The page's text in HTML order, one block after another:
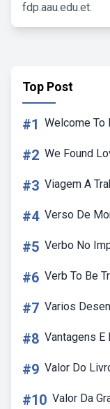
fdp.aau.edu.et.
Top Post
#1 Welcome To
#2 We Found
#3 Viagem A
#4 Verso De
#5 Verbo No
#6 Verb To Be
#7 Varios
#8 Vantagens E
#9 Valor Do
#10 Valor Da